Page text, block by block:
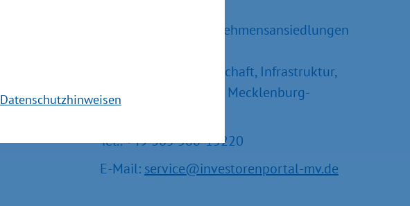
Datenschutzhinweisen
Referatsleiter Unternehmensansiedlungen
Ministerium für Wirtschaft, Infrastruktur,
Tourismus und Arbeit Mecklenburg-
Tel.: +49 385 588-15220
E-Mail: service@investorenportal-mv.de